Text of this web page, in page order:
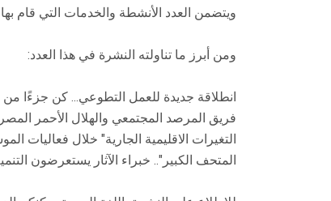
ويتضمن العدد الأنشطة والخدمات التي قام بها القطاع خلال
ومن أبرز ما تناولته النشرة في هذا العدد:
انطلاقة جديدة للعمل التطوعي… كن جزءًا من
فريق المرصد المجتمعي والهلال الأحمر
التغيرات الاقليمية الجارية" خلال
المتحف الكبير".. خبراء الآثار يستعرضون